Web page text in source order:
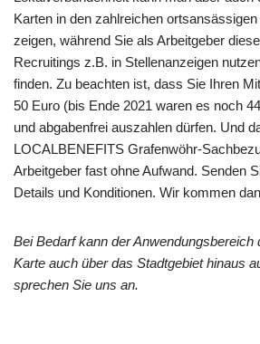
Karten in den zahlreichen
zeigen, während Sie als Arbeitgeber
Recruitings z.B. in Stellenanzeigen
finden. Zu beachten ist, dass Sie Ihren
50 Euro (bis Ende 2021 waren es noch
und abgabenfrei auszahlen dürfen. Und
LOCALBENEFITS Grafenwöhr-
Arbeitgeber fast ohne Aufwand. Senden
Details und Konditionen. Wir kommen
Bei Bedarf kann der
Karte auch über das Stadtgebiet hinaus
sprechen Sie uns an.